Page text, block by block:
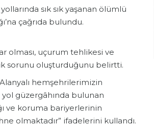
sık sık yaşanan ölümlü
çağrıda bulundu.
olması, uçurum tehlikesi ve
sorunu oluşturduğunu belirtti.
hemşehrilerimizin
güzergâhında bulunan
ve koruma bariyerlerinin
olmaktadır” ifadelerini kullandı.